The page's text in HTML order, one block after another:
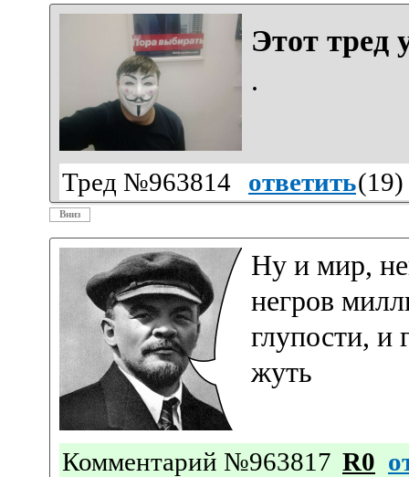
Этот тред
.
Тред №963814 ответить(19
Вниз
Ну и мир,
негров
глупости, и
жуть
Комментарий №963817 R0